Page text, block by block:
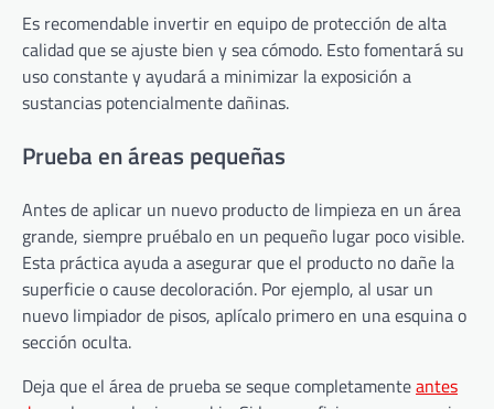
Es recomendable invertir en equipo de protección de alta
calidad que se ajuste bien y sea cómodo. Esto fomentará su
uso constante y ayudará a minimizar la exposición a
sustancias potencialmente dañinas.
Prueba en áreas pequeñas
Antes de aplicar un nuevo producto de limpieza en un área
grande, siempre pruébalo en un pequeño lugar poco visible.
Esta práctica ayuda a asegurar que el producto no dañe la
superficie o cause decoloración. Por ejemplo, al usar un
nuevo limpiador de pisos, aplícalo primero en una esquina o
sección oculta.
Deja que el área de prueba se seque completamenteantes